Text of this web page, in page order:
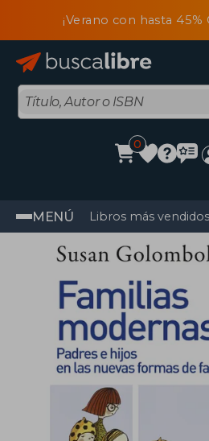
¡Verano con hasta 45%
0
MENÚ Libros más vendidos